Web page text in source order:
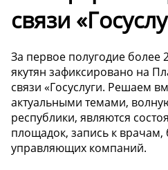
связи
За первое полугодие
якутян зафиксировано на
связи «Госуслуги. Решаем
актуальными темами,
республики, являются
площадок, запись к врачам,
управляющих компаний.